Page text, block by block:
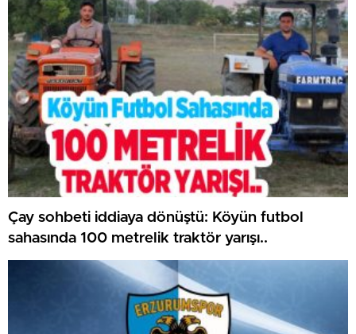
Çay sohbeti iddiaya dönüştü: Köyün futbol
sahasında 100 metrelik traktör yarışı..